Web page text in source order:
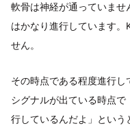
軟骨は神経が通っていま
はかなり進行しています。
せん。
その時点である程度進行
シグナルが出ている時点
行しているんだよ」という